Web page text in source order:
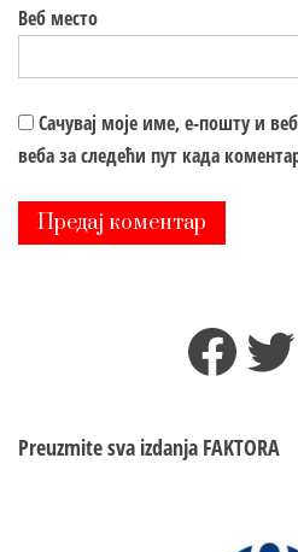
Веб место
Сачувај моје име, е-пошту и
веба за следећи пут када
Preuzmite sva izdanja FAKTORA